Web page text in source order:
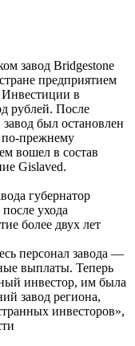
завод Bridgestone
предприятием
в
рублей. После
был остановлен
по-прежнему
вошел в состав
Gislaved.
губернатор
ухода
более двух лет
персонал завода —
выплаты. Теперь
инвестор, им была
завод региона,
инвесторов»,